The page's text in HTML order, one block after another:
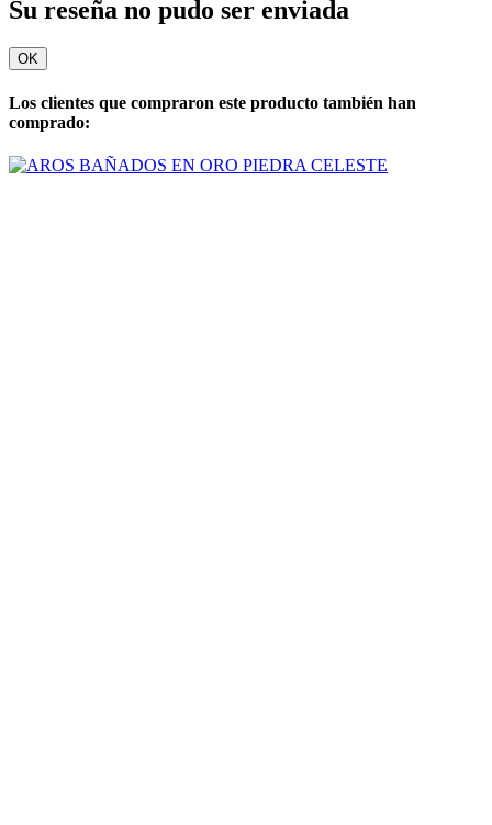
Su reseña no pudo ser enviada
OK
Los clientes que compraron este producto también han
comprado: